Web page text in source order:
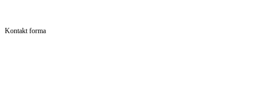
Kontakt forma